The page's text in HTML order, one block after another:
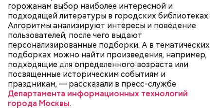
горожанам выбор наиболее интересной и
подходящей литературы в городских библиотеках.
Алгоритмы анализируют интересы и поведение
пользователей, после чего выдают
персонализированные подборки. А в тематических
подборках можно найти произведения, например,
подходящие для определенного возраста или
посвященные историческим событиям и
праздникам, — рассказали в пресс-службе
Департамента информационных технологий
города Москвы.
изданий, нехудожественной литературы,
например о кулинарии или о спорте, авторов
русской и зарубежной классики.